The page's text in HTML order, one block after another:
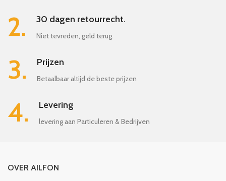
2. 30 dagen retourrecht.
Niet tevreden, geld terug.
3. Prijzen
Betaalbaar altijd de beste prijzen
4. Levering
levering aan Particuleren & Bedrijven
OVER AILFON